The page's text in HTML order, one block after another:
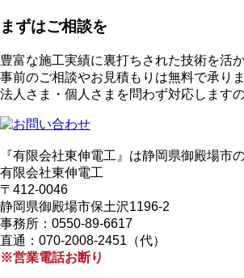
まずはご相談を
豊富な施工実績に裏打ちされた技術を活
事前のご相談やお見積もりは無料で承りま
法人さま・個人さまを問わず対応します
『有限会社東伸電工』は静岡県御殿場市
有限会社東伸電工
〒412-0046
静岡県御殿場市保土沢1196-2
事務所：0550-89-6617
直通：070-2008-2451（代）
※営業電話お断り